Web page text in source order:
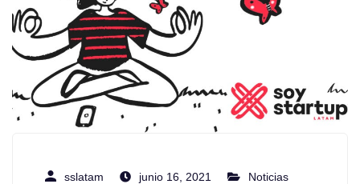
sslatam junio 16, 2021 Noticias